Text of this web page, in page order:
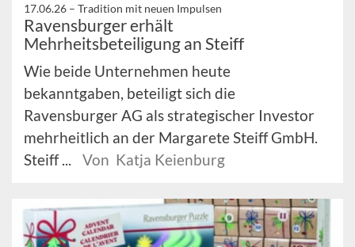
17.06.26 – Tradition mit neuen Impulsen
Ravensburger erhält
Mehrheitsbeteiligung an Steiff
Wie beide Unternehmen heute
bekanntgaben, beteiligt sich die
Ravensburger AG als strategischer Investor
mehrheitlich an der Margarete Steiff GmbH.
Steiff ...
Von Katja Keienburg